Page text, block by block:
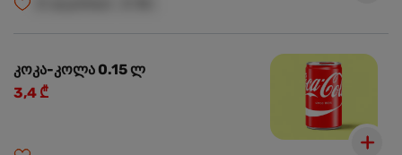
კოკა-კოლა 0.15 ლ
3,4 ₾